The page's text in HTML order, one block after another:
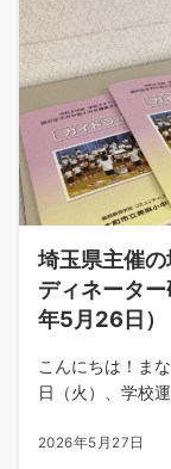
埼玉県主催
ディネータ
年5月26日）
こんにちは！ま
日（火）、学校
2026年5月27日